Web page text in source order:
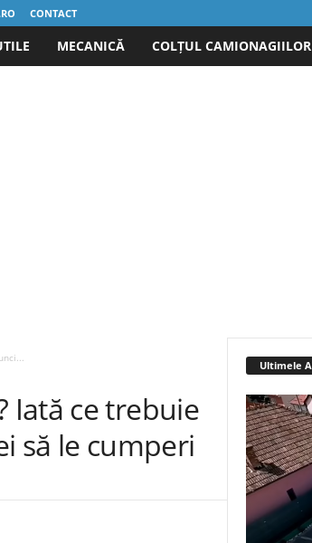
CONTACT
MECANICĂ COLȚUL CAMIONAGIILOR
Iată ce trebuie
să le cumperi
Ultimele